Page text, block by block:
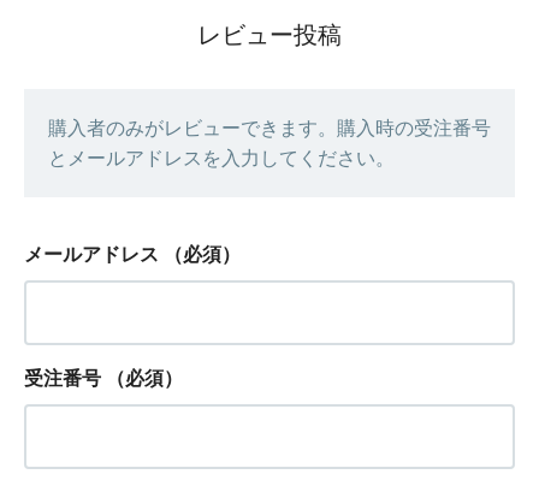
レビュー投稿
購入者のみがレビューできます。購入時の受注番号
とメールアドレスを入力してください。
メールアドレス （必須）
受注番号 （必須）